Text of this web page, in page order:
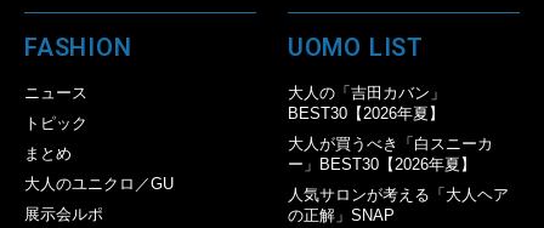
FASHION
ニュース
トピック
まとめ
大人のユニクロ／GU
展示会ルポ
UOMO LIST
大人の「吉田カバン」
BEST30【2026年夏】
大人が買うべき「白スニーカ
ー」BEST30【2026年夏】
人気サロンが考える「大人ヘア
の正解」SNAP